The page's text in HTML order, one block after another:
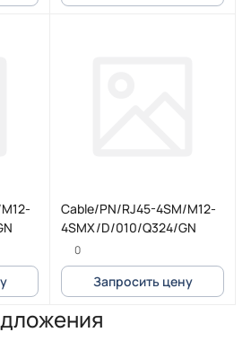
Cable/PN/RJ45-4SM/M12-
4SMX/D/010/Q324/GN
0
Запросить цену